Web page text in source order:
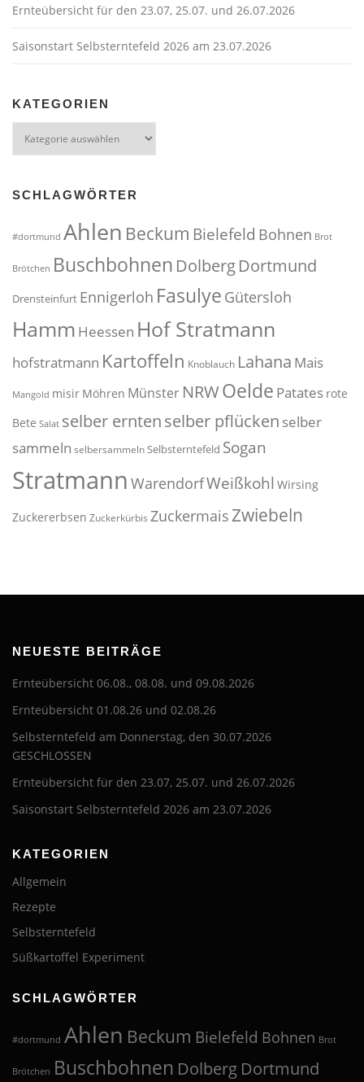
Ernteübersicht für den 23.07, 25.07. und 26.07.2026
Saisonstart Selbsterntefeld 2026 am 23.07.2026
KATEGORIEN
SCHLAGWÖRTER
#dortmund Ahlen Beckum Bielefeld Bohnen Brot
Brötchen Buschbohnen DolbergDortmund
Drensteinfurt Ennigerloh Fasulye Gütersloh
Hamm Heessen Hof Stratmann
hofstratmann Kartoffeln Knoblauch Lahana Mais
Mangold misir Möhren Münster NRWOelde Patates rote
Bete Salat selber erntenselber pflücken selber
sammeln selbersammelnSelbsterntefeld Sogan
Stratmann WarendorfWeißkohl Wirsing
Zuckererbsen Zuckerkürbis Zuckermais Zwiebeln
NEUESTE BEITRÄGE
Ernteübersicht 06.08., 08.08. und 09.08.2026
Ernteübersicht 01.08.26 und 02.08.26
Selbsterntefeld am Donnerstag, den 30.07.2026
GESCHLOSSEN
Ernteübersicht für den 23.07, 25.07. und 26.07.2026
Saisonstart Selbsterntefeld 2026 am 23.07.2026
KATEGORIEN
Allgemein
Rezepte
Selbsterntefeld
Süßkartoffel Experiment
SCHLAGWÖRTER
#dortmund Ahlen Beckum Bielefeld Bohnen Brot
Brötchen Buschbohnen Dolberg Dortmund